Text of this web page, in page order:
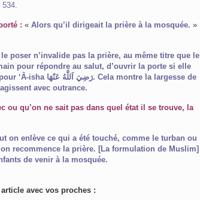
: « Alors qu’il dirigeait la prière à la mosquée. »
poser n’invalide pas la prière, au même titre que le
pour répondre au salut, d’ouvrir la porte si elle
avec outrance.
ou qu’on ne sait pas dans quel état il se trouve, la
on enlève ce qui a été touché, comme le turban ou
recommence la prière. [La formulation de Muslim]
de venir à la mosquée.
article avec vos proches :